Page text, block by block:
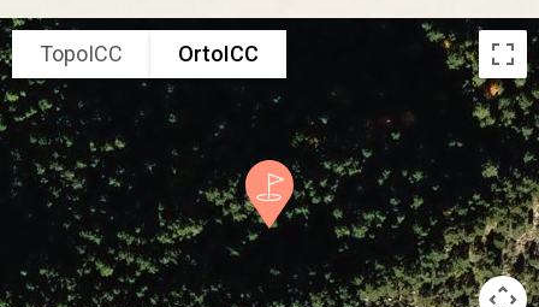
TopoICC OrtoICC